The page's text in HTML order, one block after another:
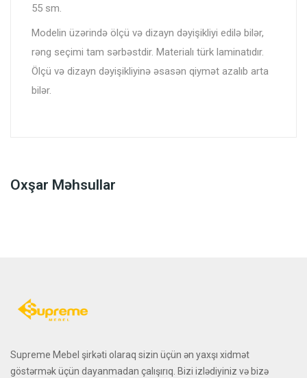
55 sm.
Modelin üzərində ölçü və dizayn dəyişikliyi edilə bilər,
rəng seçimi tam sərbəstdir. Materialı türk laminatıdır.
Ölçü və dizayn dəyişikliyinə əsasən qiymət azalıb arta
bilər.
Oxşar Məhsullar
Supreme Mebel şirkəti olaraq sizin üçün ən yaxşı xidmət
göstərmək üçün dayanmadan çalışırıq. Bizi izlədiyiniz və bizə